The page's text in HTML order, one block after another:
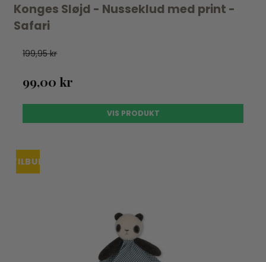
Konges Sløjd - Nusseklud med print -
Safari
199,95 kr
99,00 kr
VIS PRODUKT
TILBUD